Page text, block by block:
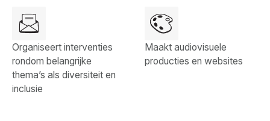
Organiseert interventies
rondom belangrijke
thema’s als diversiteit en
inclusie
Maakt audiovisuele
producties en websites